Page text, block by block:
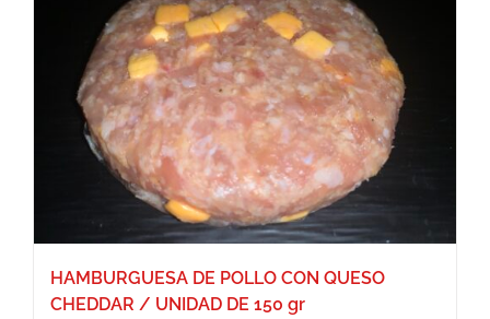
HAMBURGUESA DE POLLO CON QUESO
CHEDDAR / UNIDAD DE 150 gr